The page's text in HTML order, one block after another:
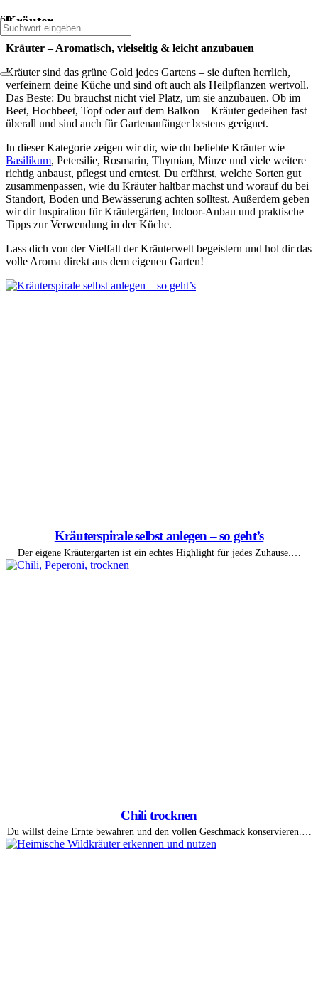
Kräuter
Kräuter – Aromatisch, vielseitig & leicht anzubauen
Kräuter sind das grüne Gold jedes Gartens – sie duften herrlich,
verfeinern deine Küche und sind oft auch als Heilpflanzen wertvoll.
Das Beste: Du brauchst nicht viel Platz, um sie anzubauen. Ob im
Beet, Hochbeet, Topf oder auf dem Balkon – Kräuter gedeihen fast
überall und sind auch für Gartenanfänger bestens geeignet.
In dieser Kategorie zeigen wir dir, wie du beliebte Kräuter wie
Basilikum, Petersilie, Rosmarin, Thymian, Minze und viele weitere
richtig anbaust, pflegst und erntest. Du erfährst, welche Sorten gut
zusammenpassen, wie du Kräuter haltbar machst und worauf du bei
Standort, Boden und Bewässerung achten solltest. Außerdem geben
wir dir Inspiration für Kräutergärten, Indoor-Anbau und praktische
Tipps zur Verwendung in der Küche.
Lass dich von der Vielfalt der Kräuterwelt begeistern und hol dir das
volle Aroma direkt aus dem eigenen Garten!
Kräuterspirale selbst anlegen – so geht’s
Der eigene Kräutergarten ist ein echtes Highlight für jedes Zuhause.…
Chili trocknen
Du willst deine Ernte bewahren und den vollen Geschmack konservieren.…